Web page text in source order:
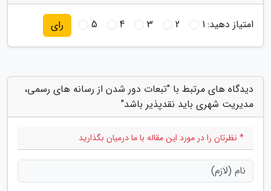
امتیاز دهید:1
2
3
4
5 رای
دیدگاه های مرتبط با "تبعات دور شدن از رسانه های رسمی،
مدیریت شهری باید نقدپذیر باشد"
* نظرتان را در مورد این مقاله با ما درمیان بگذارید